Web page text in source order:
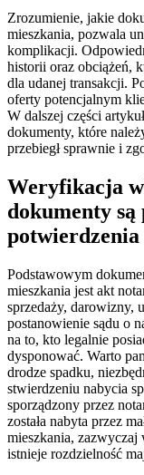
Zrozumienie, jakie
mieszkania, pozwala
komplikacji.
historii oraz obciążeń,
dla udanej transakcji.
oferty potencjalnym
W dalszej części
dokumenty, które
przebiegł sprawnie i
Weryfikacja
dokumenty są
potwierdzenia
Podstawowym
mieszkania jest akt
sprzedaży, darowizny,
postanowienie sądu o
na to, kto legalnie
dysponować. Warto
drodze spadku,
stwierdzeniu nabycia
sporządzony przez
została nabyta przez
mieszkania, zazwyczaj
istnieje rozdzielność